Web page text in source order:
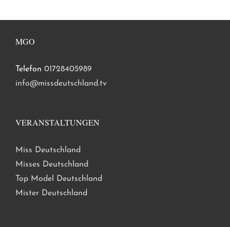
MGO
Telefon 01728405989
info@missdeutschland.tv
VERANSTALTUNGEN
Miss Deutschland
Misses Deutschland
Top Model Deutschland
Mister Deutschland